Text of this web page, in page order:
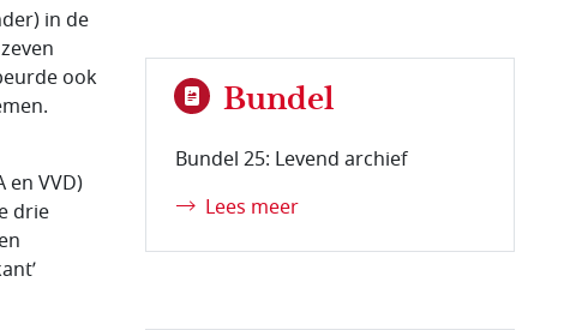
in de
ook
en VVD)
drie
Bundel
Bundel 25: Levend archief
Lees meer